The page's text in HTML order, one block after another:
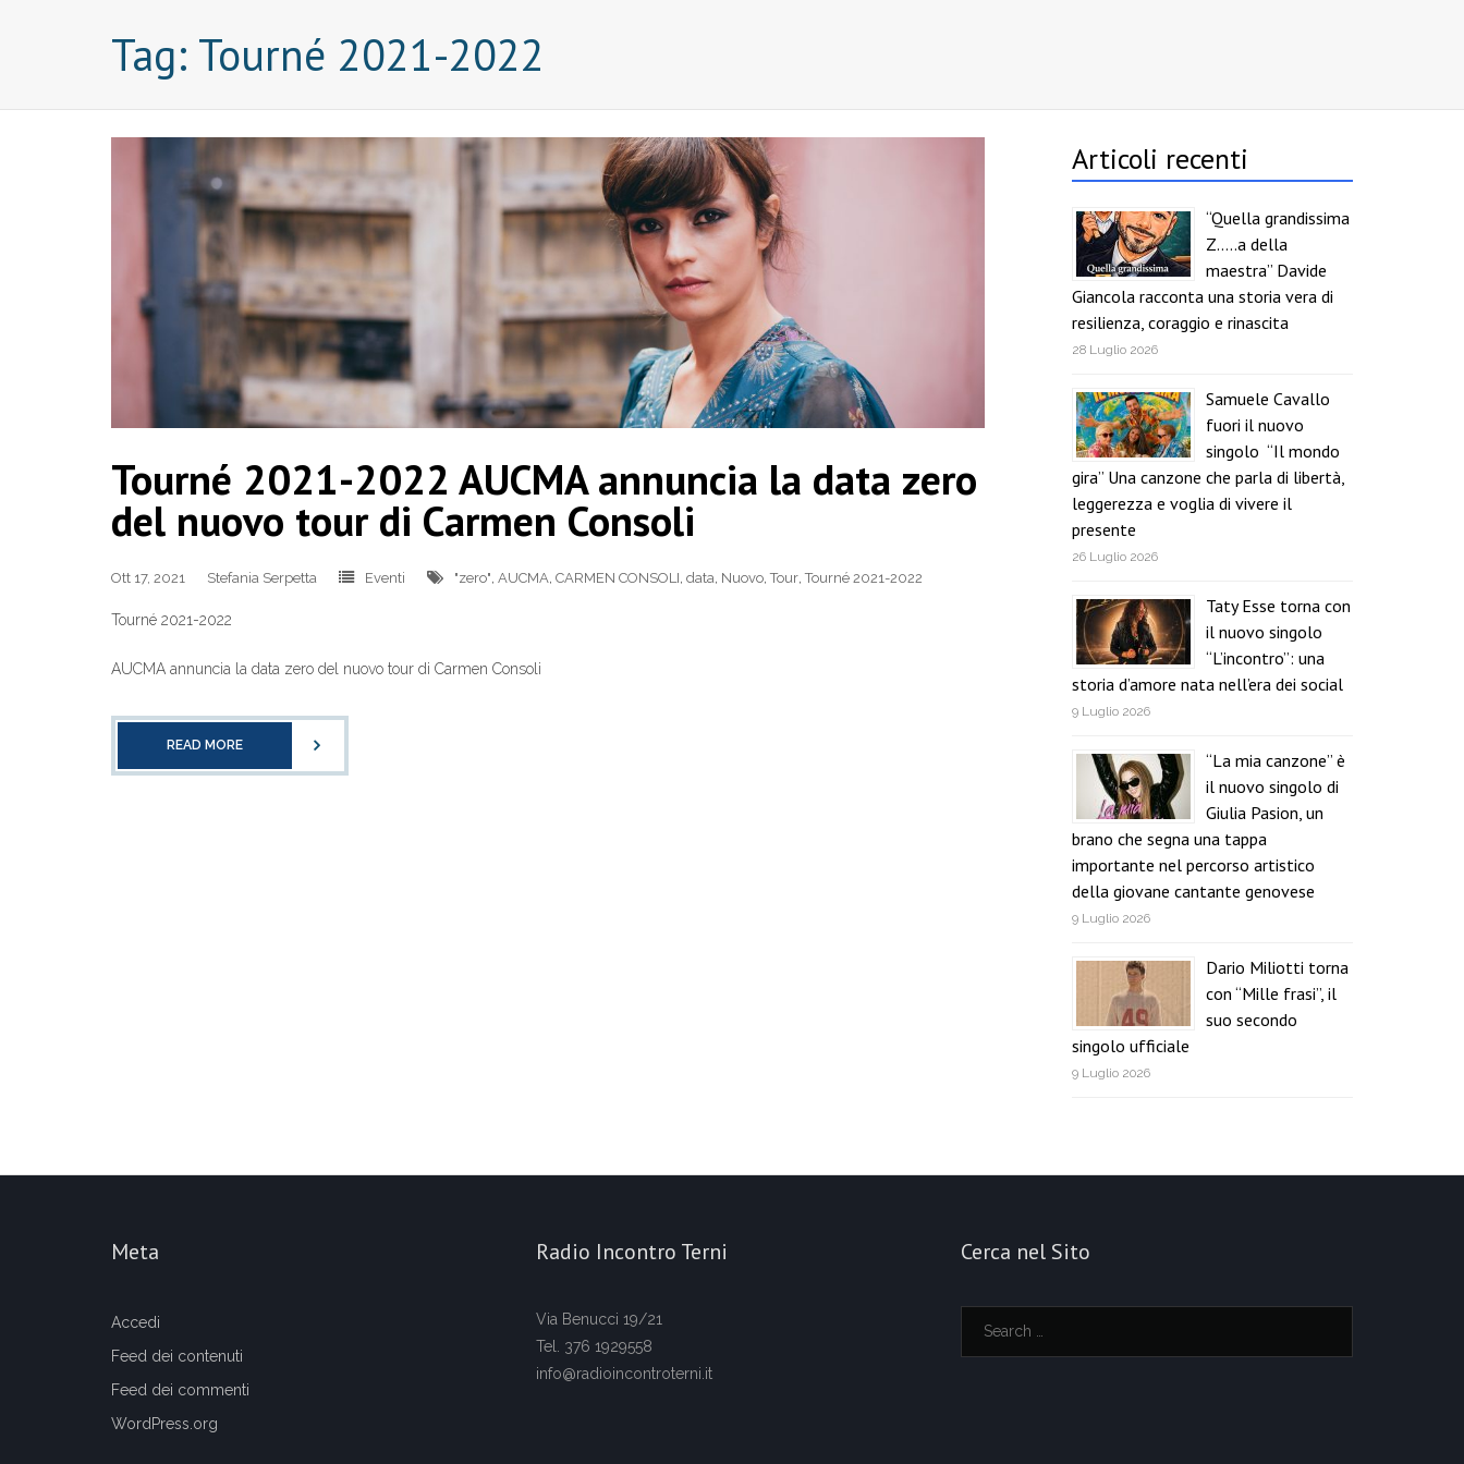
Tag: Tourné 2021-2022
Tourné 2021-2022 AUCMA annuncia la data zero
del nuovo tour di Carmen Consoli
Ott 17, 2021 Stefania Serpetta Eventi "zero", AUCMA, CARMEN CONSOLI, data, Nuovo,Tour,Tourné 2021-2022
Tourné 2021-2022
AUCMA annuncia la data zero del nuovo tour di Carmen Consoli
READ MORE
Articoli recenti
“Quella grandissima
Z…..a della
maestra” Davide
Giancola racconta una storia vera di
resilienza, coraggio e rinascita
28 Luglio 2026
Samuele Cavallo
fuori il nuovo
singolo “Il mondo
gira” Una canzone che parla di libertà,
leggerezza e voglia di vivere il
presente
26 Luglio 2026
Taty Esse torna con
il nuovo singolo
“L’incontro”: una
storia d’amore nata nell’era dei social
9 Luglio 2026
“La mia canzone” è
il nuovo singolo di
Giulia Pasion, un
brano che segna una tappa
importante nel percorso artistico
della giovane cantante genovese
9 Luglio 2026
Dario Miliotti torna
con “Mille frasi”, il
suo secondo
singolo ufficiale
9 Luglio 2026
Meta
Accedi
Feed dei contenuti
Feed dei commenti
WordPress.org
Radio Incontro Terni
Via Benucci 19/21
Tel. 376 1929558
info@radioincontroterni.it
Cerca nel Sito